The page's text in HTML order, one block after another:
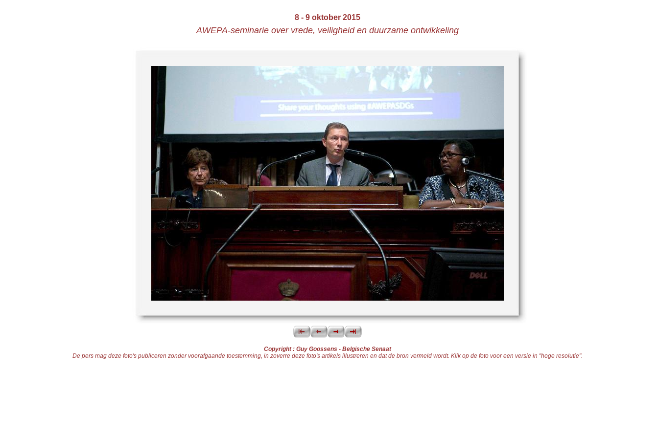
8 - 9 oktober 2015
AWEPA-seminarie over vrede, veiligheid en duurzame ontwikkeling
Copyright : Guy Goossens - Belgische Senaat
De pers mag deze foto's publiceren zonder voorafgaande toestemming, in zoverre deze foto's artikels illustreren en dat de bron vermeld wordt. Klik op de foto voor een versie in "hoge resolutie".